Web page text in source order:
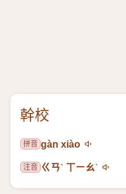
幹校
拼音 gàn xiào
注音 ㄍㄢˋ ㄒㄧㄠˋ